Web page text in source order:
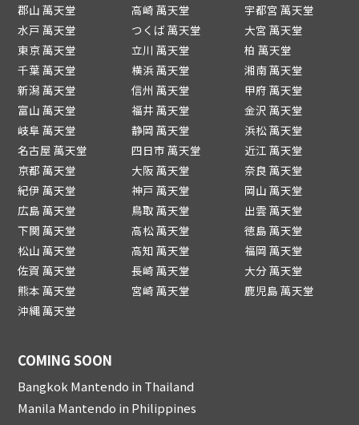
郡山 萬天堂
高崎 萬天堂
宇都宮 萬天堂
水戸 萬天堂
つくば 萬天堂
大宮 萬天堂
東京 萬天堂
立川 萬天堂
柏 萬天堂
千葉 萬天堂
横浜 萬天堂
湘南 萬天堂
新潟 萬天堂
信州 萬天堂
甲府 萬天堂
富山 萬天堂
福井 萬天堂
金沢 萬天堂
岐阜 萬天堂
静岡 萬天堂
浜松 萬天堂
名古屋 萬天堂
四日市 萬天堂
近江 萬天堂
京都 萬天堂
大阪 萬天堂
奈良 萬天堂
紀伊 萬天堂
神戸 萬天堂
岡山 萬天堂
広島 萬天堂
鳥取 萬天堂
出雲 萬天堂
下関 萬天堂
高松 萬天堂
徳島 萬天堂
松山 萬天堂
高知 萬天堂
福岡 萬天堂
佐賀 萬天堂
長崎 萬天堂
大分 萬天堂
熊本 萬天堂
宮崎 萬天堂
鹿児島 萬天堂
沖縄 萬天堂
COMING SOON
Bangkok Mantendo in Thailand
Manila Mantendo in Philippines